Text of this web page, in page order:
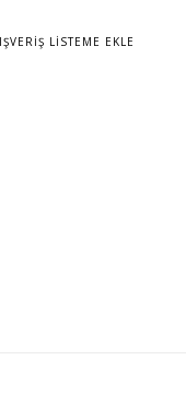
LISTEME EKLE